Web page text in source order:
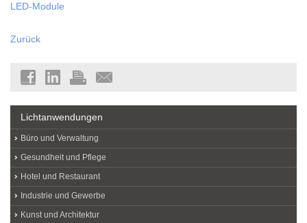
LED-Module
Zurück
Lichtanwendungen
Büro und Verwaltung
Gesundheit und Pflege
Hotel und Restaurant
Industrie und Gewerbe
Kunst und Architektur